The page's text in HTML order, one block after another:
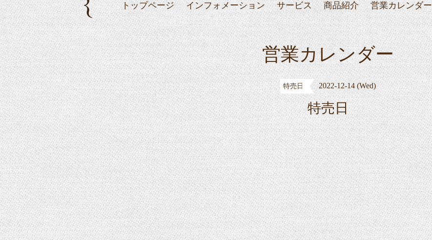
トップページ インフォメーション サービス 商品紹介 営業カレンダー
営業カレンダー
特売日 2022-12-14 (Wed)
特売日